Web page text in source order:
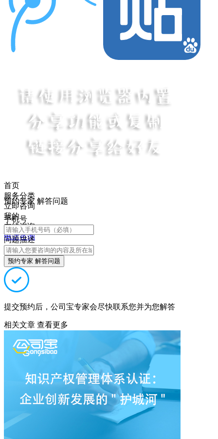
首页
服务分类
立即咨询
我的
在线咨询
电话咨询
预约专家 解答问题
手机号
问题描述
预约专家 解答问题
提交预约后，公司宝专家会尽快联系您并为您解答
相关文章 查看更多